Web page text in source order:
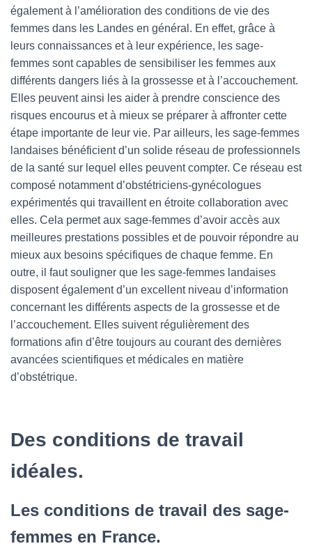
également à l’amélioration des conditions de vie des
femmes dans les Landes en général. En effet, grâce à
leurs connaissances et à leur expérience, les sage-
femmes sont capables de sensibiliser les femmes aux
différents dangers liés à la grossesse et à l’accouchement.
Elles peuvent ainsi les aider à prendre conscience des
risques encourus et à mieux se préparer à affronter cette
étape importante de leur vie. Par ailleurs, les sage-femmes
landaises bénéficient d’un solide réseau de professionnels
de la santé sur lequel elles peuvent compter. Ce réseau est
composé notamment d’obstétriciens-gynécologues
expérimentés qui travaillent en étroite collaboration avec
elles. Cela permet aux sage-femmes d’avoir accès aux
meilleures prestations possibles et de pouvoir répondre au
mieux aux besoins spécifiques de chaque femme. En
outre, il faut souligner que les sage-femmes landaises
disposent également d’un excellent niveau d’information
concernant les différents aspects de la grossesse et de
l’accouchement. Elles suivent régulièrement des
formations afin d’être toujours au courant des dernières
avancées scientifiques et médicales en matière
d’obstétrique.
Des conditions de travail
idéales.
Les conditions de travail des sage-
femmes en France.